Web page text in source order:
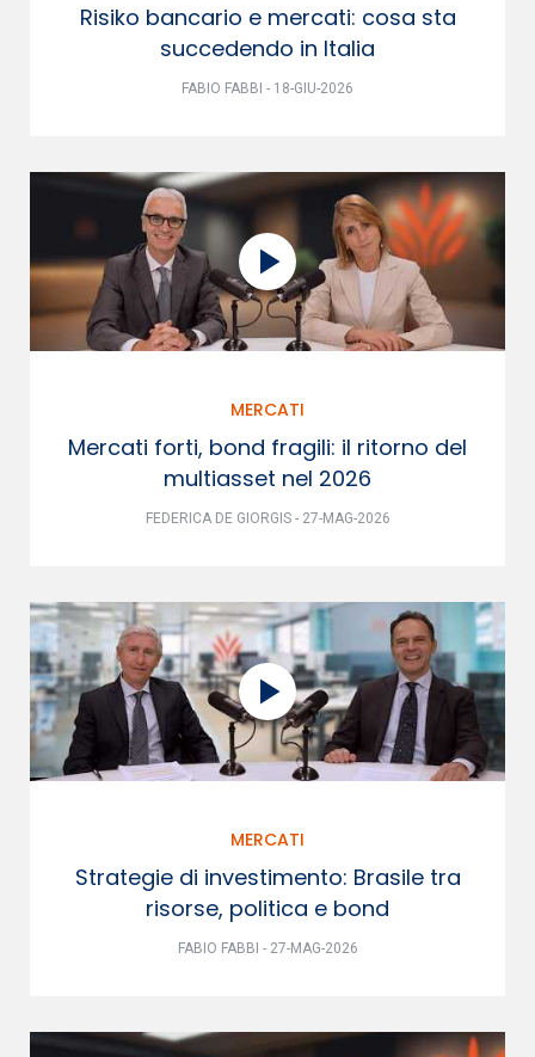
Risiko bancario e mercati: cosa sta
succedendo in Italia
FABIO FABBI - 18-GIU-2026
MERCATI
Mercati forti, bond fragili: il ritorno del
multiasset nel 2026
FEDERICA DE GIORGIS - 27-MAG-2026
MERCATI
Strategie di investimento: Brasile tra
risorse, politica e bond
FABIO FABBI - 27-MAG-2026